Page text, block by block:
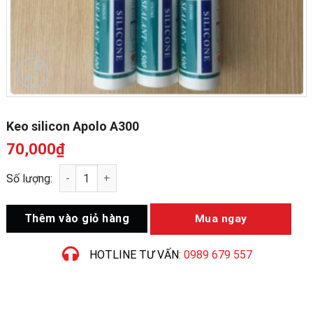
Keo silicon Apolo A300
70,000₫
Keo silicon Apolo A300 số lượng
Thêm vào giỏ hàng Mua ngay
HOTLINE TƯ VẤN: 0989 679 557